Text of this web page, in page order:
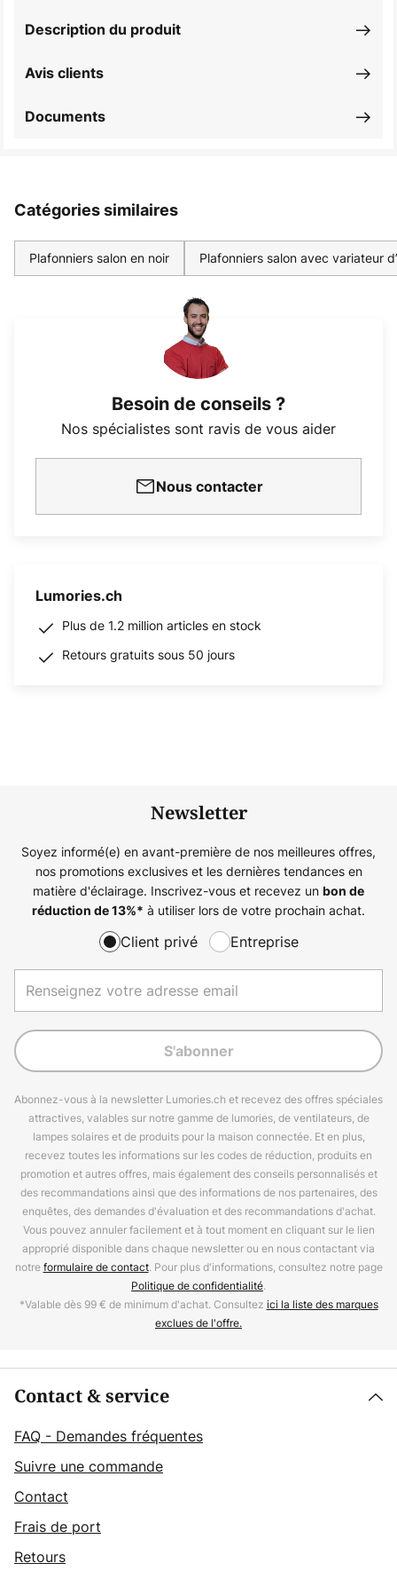
Description du produit
Avis clients
Documents
Catégories similaires
Plafonniers salon en noir Plafonniers salon avec variateur
Besoin de conseils ?
Nos spécialistes sont ravis de vous aider
Nous contacter
Lumories.ch
Plus de 1.2 million articles en stock
Retours gratuits sous 50 jours
Newsletter
Soyez informé(e) en avant-première de nos meilleures offres,
nos promotions exclusives et les dernières tendances en
matière d'éclairage. Inscrivez-vous et recevez un bon de
réduction de13%* à utiliser lors de votre prochain achat.
Client privé Entreprise
S'abonner
Abonnez-vous à la newsletter Lumories.ch et recevez des offres spéciales
attractives, valables sur notre gamme de lumories, de ventilateurs, de
lampes solaires et de produits pour la maison connectée. Et en plus,
recevez toutes les informations sur les codes de réduction, produits en
promotion et autres offres, mais également des conseils personnalisés et
des recommandations ainsi que des informations de nos partenaires, des
enquêtes, des demandes d'évaluation et des recommandations d'achat.
Vous pouvez annuler facilement et à tout moment en cliquant sur le lien
approprié disponible dans chaque newsletter ou en nous contactant via
notreformulaire de contact. Pour plus d'informations, consultez notre page
Politique de confidentialité.
*Valable dès 99 € de minimum d'achat. Consultez ici la liste des marques
exclues de l'offre.
Contact & service
FAQ - Demandes fréquentes
Suivre une commande
Contact
Frais de port
Retours